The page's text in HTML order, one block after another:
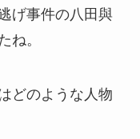
げ事件の八田與
ね。
どのような人物